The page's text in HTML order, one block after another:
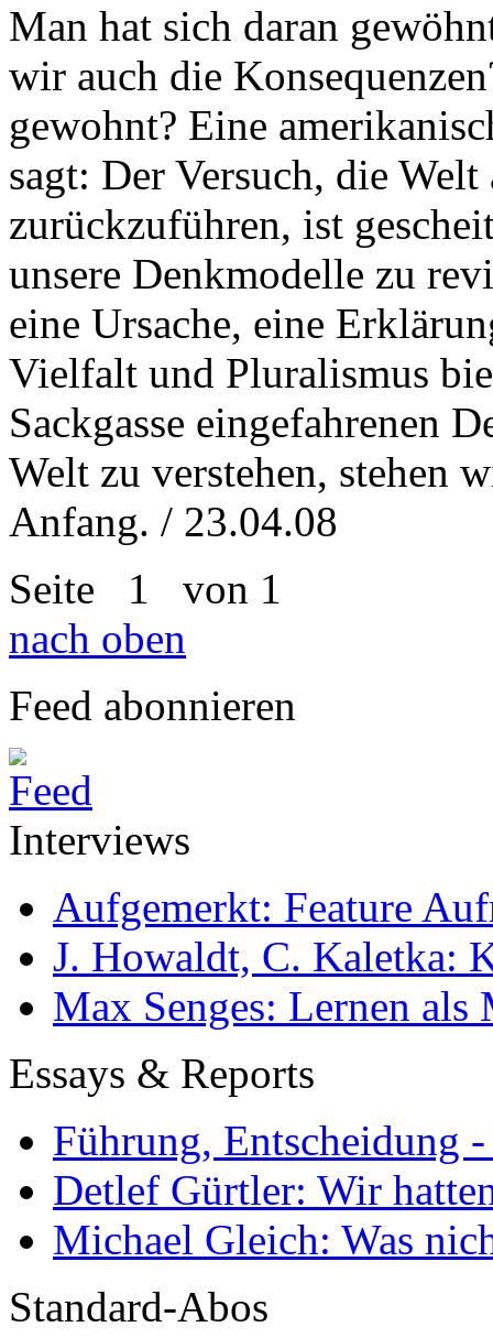
Man hat sich daran
wir auch die
gewohnt? Eine
sagt: Der Versuch, die Welt
zurückzuführen, ist
unsere Denkmodelle zu
eine Ursache, eine
Vielfalt und Pluralismus
Sackgasse eingefahrenen
Welt zu verstehen, stehen
Anfang. / 23.04.08
Seite 1 von 1
nach oben
Feed abonnieren
Interviews
Aufgemerkt: Feature
J. Howaldt, C. Kaletka:
Max Senges: Lernen als
Essays & Reports
Führung, Entscheidung
Detlef Gürtler: Wir
Michael Gleich: Was
Standard-Abos